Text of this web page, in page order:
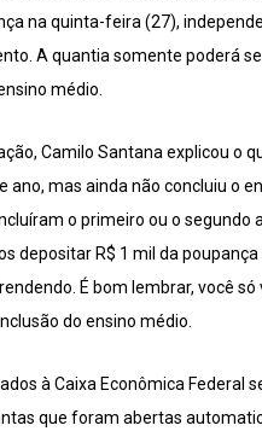
na quinta-feira (27),
A quantia somente poderá
médio.
Camilo Santana explicou o
ano, mas ainda não concluiu o
o primeiro ou o segundo
depositar R$ 1 mil da poupança
É bom lembrar, você só
do ensino médio.
à Caixa Econômica Federal
que foram abertas